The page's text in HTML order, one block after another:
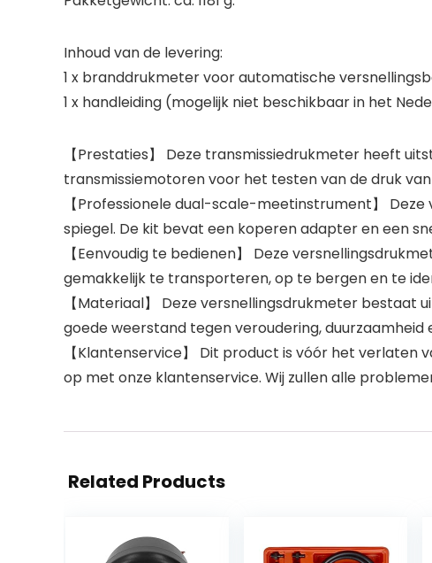
Inhoud van de levering:
1 x branddrukmeter voor automatische
1 x handleiding (mogelijk niet beschikbaar in het
【Prestaties】 Deze transmissiedrukmeter heeft
transmissiemotoren voor het testen van de druk
【Professionele dual-scale-meetinstrument】
spiegel. De kit bevat een koperen adapter en een
【Eenvoudig te bedienen】 Deze
gemakkelijk te transporteren, op te bergen en te
【Materiaal】 Deze versnellingsdrukmeter
goede weerstand tegen veroudering, duurzaamheid
【Klantenservice】 Dit product is vóór het
op met onze klantenservice. Wij zullen alle
Related Products